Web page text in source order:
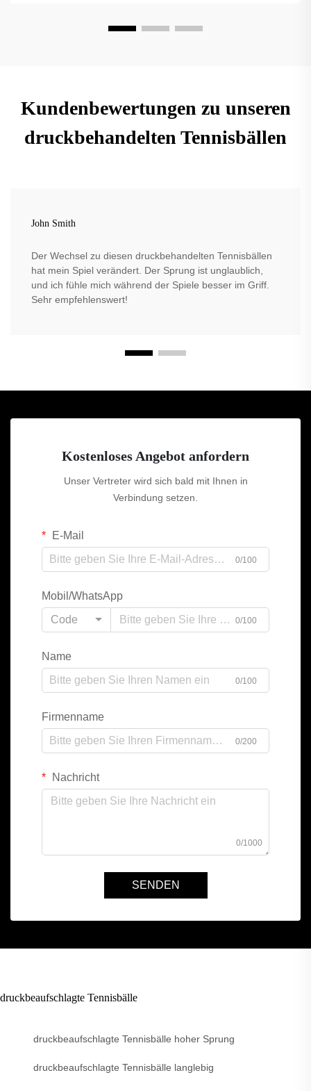
Kundenbewertungen zu unseren
druckbehandelten Tennisbällen
John Smith
Der Wechsel zu diesen druckbehandelten Tennisbällen
hat mein Spiel verändert. Der Sprung ist unglaublich,
und ich fühle mich während der Spiele besser im Griff.
Sehr empfehlenswert!
Kostenloses Angebot anfordern
Unser Vertreter wird sich bald mit Ihnen in
Verbindung setzen.
E-Mail
0/100
Mobil/WhatsApp
Code
0/100
Name
0/100
Firmenname
0/200
Nachricht
0/1000
SENDEN
druckbeaufschlagte Tennisbälle
druckbeaufschlagte Tennisbälle hoher Sprung
druckbeaufschlagte Tennisbälle langlebig